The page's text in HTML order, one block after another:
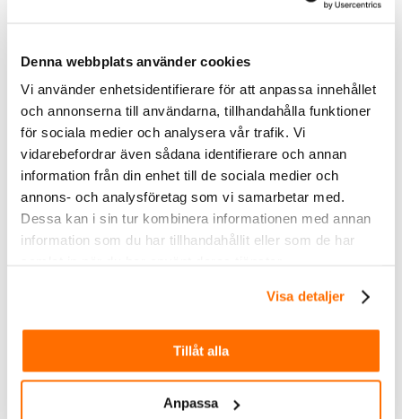
Denna webbplats använder cookies
Vi använder enhetsidentifierare för att anpassa innehållet
och annonserna till användarna, tillhandahålla funktioner
för sociala medier och analysera vår trafik. Vi
vidarebefordrar även sådana identifierare och annan
information från din enhet till de sociala medier och
annons- och analysföretag som vi samarbetar med.
Dessa kan i sin tur kombinera informationen med annan
information som du har tillhandahållit eller som de har
Visa detaljer
Tillåt alla
Anpassa
599.20kr Exkl. moms
BullPro BULLY 3000
30W, Wide
NYHET! PROLED.nu
rekommenderar.
Prisvärd 30w
arbetslampa, Bullpros
nya högkvalitativa
arbetslampa "Bully".
Köp